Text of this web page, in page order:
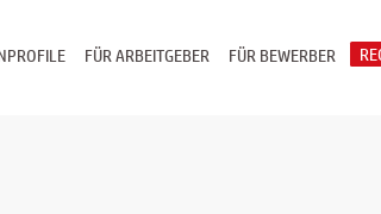
FÜR BEWERBER
FÜR ARBEITGEBER